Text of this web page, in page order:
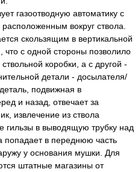
газоотводную автоматику с
вокруг ствола.
скользящим в вертикальной
что с одной стороны позволило
коробки, а с другой -
детали - досылателя/
подвижная в
и назад, отвечает за
извлечение из ствола
гильзы в выводящую трубку над
попадает в переднюю часть
у основания мушки. Для
штатные магазины от